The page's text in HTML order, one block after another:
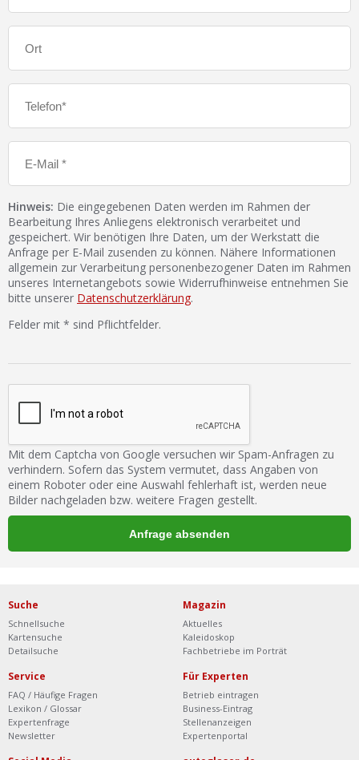
Hinweis: Die eingegebenen Daten werden im Rahmen der
Bearbeitung Ihres Anliegens elektronisch verarbeitet und
gespeichert. Wir benötigen Ihre Daten, um der Werkstatt die
Anfrage per E-Mail zusenden zu können. Nähere Informationen
allgemein zur Verarbeitung personenbezogener Daten im Rahmen
unseres Internetangebots sowie Widerrufhinweise entnehmen Sie
bitte unserer Datenschutzerklärung.
Felder mit * sind Pflichtfelder.
Mit dem Captcha von Google versuchen wir Spam-Anfragen zu
verhindern. Sofern das System vermutet, dass Angaben von
einem Roboter oder eine Auswahl fehlerhaft ist, werden neue
Bilder nachgeladen bzw. weitere Fragen gestellt.
Suche
Schnellsuche
Kartensuche
Detailsuche
Magazin
Aktuelles
Kaleidoskop
Fachbetriebe im Porträt
Service
FAQ / Häufige Fragen
Lexikon / Glossar
Expertenfrage
Newsletter
Für Experten
Betrieb eintragen
Business-Eintrag
Stellenanzeigen
Expertenportal